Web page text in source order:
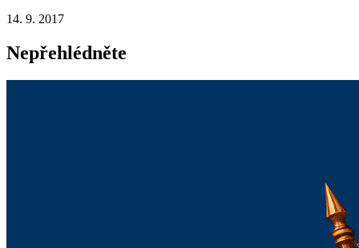
14. 9. 2017
Nepřehlédněte